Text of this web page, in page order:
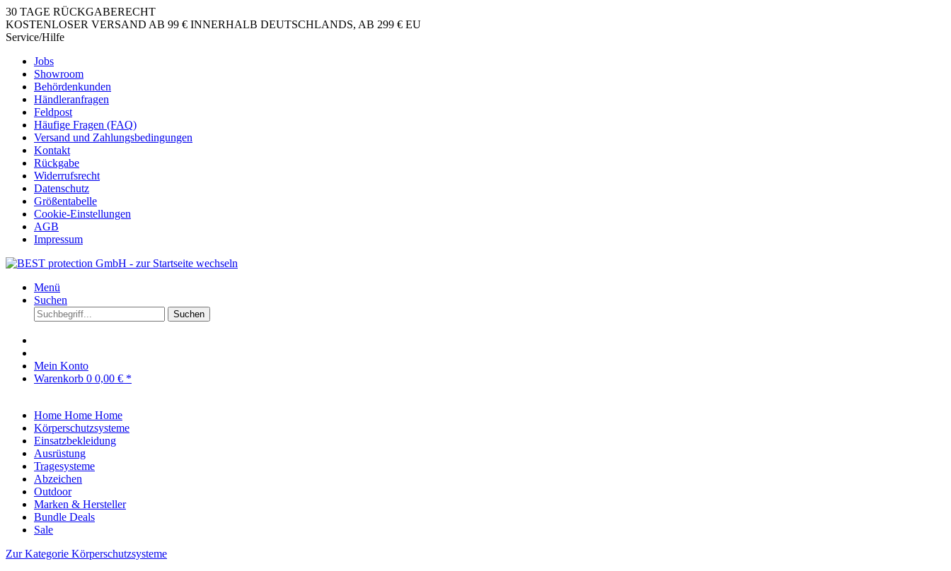
30 TAGE RÜCKGABERECHT
KOSTENLOSER VERSAND AB 99 € INNERHALB DEUTSCHLANDS, AB 299 € EU
Service/Hilfe
Jobs
Showroom
Behördenkunden
Händleranfragen
Feldpost
Häufige Fragen (FAQ)
Versand und Zahlungsbedingungen
Kontakt
Rückgabe
Widerrufsrecht
Datenschutz
Größentabelle
Cookie-Einstellungen
AGB
Impressum
Menü
Suchen
Suchen
Mein Konto
Warenkorb 0 0,00 € *
Home Home Home
Körperschutzsysteme
Einsatzbekleidung
Ausrüstung
Tragesysteme
Abzeichen
Outdoor
Marken & Hersteller
Bundle Deals
Sale
Zur Kategorie Körperschutzsysteme